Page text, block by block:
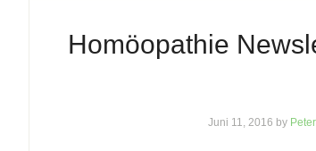
Homöopathie
Juni 11, 2016 by